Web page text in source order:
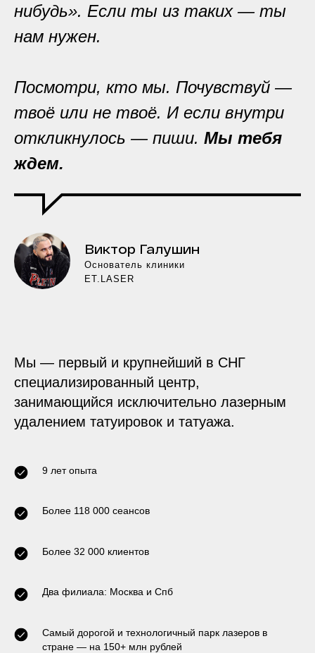
нибудь». Если ты из таких — ты
нам нужен.
Посмотри, кто мы. Почувствуй —
твоё или не твоё. И если внутри
откликнулось — пиши. Мы тебя
ждем.
Виктор Галушин
Основатель клиники
ET.LASER
Мы — первый и крупнейший в СНГ
специализированный центр,
занимающийся исключительно лазерным
удалением татуировок и татуажа.
9 лет опыта
Более 118 000 сеансов
Более 32 000 клиентов
Два филиала: Москва и Спб
Самый дорогой и технологичный парк лазеров в
стране — на 150+ млн рублей